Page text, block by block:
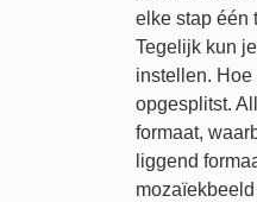
elke stap één
Tegelijk kun
instellen.
opgesplitst.
formaat,
liggend